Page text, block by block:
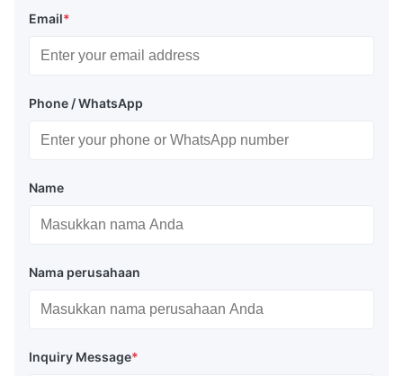
Email*
Phone / WhatsApp
Name
Nama perusahaan
Inquiry Message*